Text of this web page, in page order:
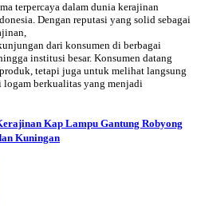
terpercaya dalam dunia kerajinan
Dengan reputasi yang solid sebagai
dari konsumen di berbagai
institusi besar. Konsumen datang
tetapi juga untuk melihat langsung
logam berkualitas yang menjadi
Kap Lampu Gantung Robyong
Kuningan